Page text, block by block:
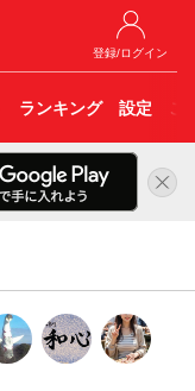
登録/ログイン
ランキング 設定 こ